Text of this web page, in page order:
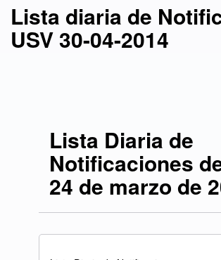
Lista diaria de
USV 30-04-2014
Lista Diaria de
Notificaciones
24 de marzo de